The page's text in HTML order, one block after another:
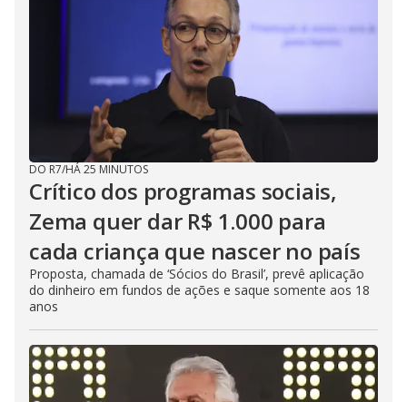
DO R7/HÁ 25 MINUTOS
Crítico dos programas sociais,
Zema quer dar R$ 1.000 para
cada criança que nascer no país
Proposta, chamada de ‘Sócios do Brasil’, prevê aplicação
do dinheiro em fundos de ações e saque somente aos 18
anos